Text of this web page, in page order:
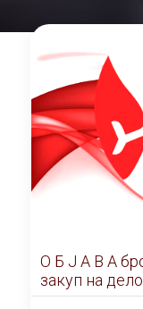
О Б Ј А В А
закуп на